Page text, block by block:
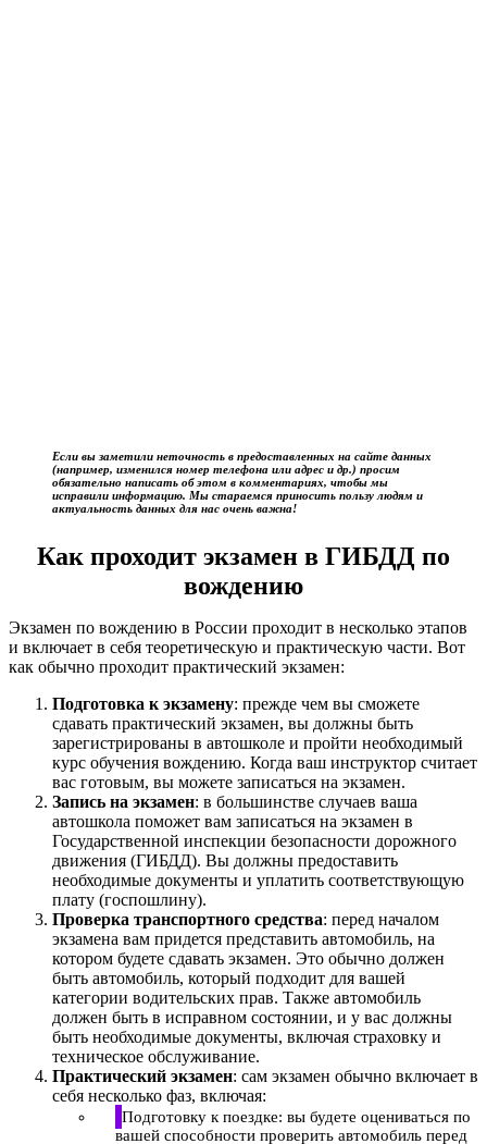
Если вы заметили неточность в предоставленных на сайте данных
(например, изменился номер телефона или адрес и др.) просим
обязательно написать об этом в комментариях, чтобы мы
исправили информацию. Мы стараемся приносить пользу людям и
актуальность данных для нас очень важна!
Как проходит экзамен в ГИБДД по
вождению
Экзамен по вождению в России проходит в несколько этапов
и включает в себя теоретическую и практическую части. Вот
как обычно проходит практический экзамен:
Подготовка к экзамену: прежде чем вы сможете
сдавать практический экзамен, вы должны быть
зарегистрированы в автошколе и пройти необходимый
курс обучения вождению. Когда ваш инструктор считает
вас готовым, вы можете записаться на экзамен.
Запись на экзамен: в большинстве случаев ваша
автошкола поможет вам записаться на экзамен в
Государственной инспекции безопасности дорожного
движения (ГИБДД). Вы должны предоставить
необходимые документы и уплатить соответствующую
плату (госпошлину).
Проверка транспортного средства: перед началом
экзамена вам придется представить автомобиль, на
котором будете сдавать экзамен. Это обычно должен
быть автомобиль, который подходит для вашей
категории водительских прав. Также автомобиль
должен быть в исправном состоянии, и у вас должны
быть необходимые документы, включая страховку и
техническое обслуживание.
Практический экзамен: сам экзамен обычно включает в
себя несколько фаз, включая:
Подготовку к поездке: вы будете оцениваться по
вашей способности проверить автомобиль перед